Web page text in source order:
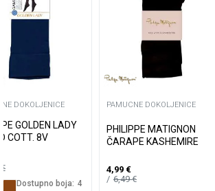
DOKOLJENICE
GOLDEN LADY
COTT. 8V
€
Dostupno boja: 4
PAMUCNE DOKOLJENICE
PHILIPPE MATIGNON
ČARAPE KASHEMIRE
4,99 €
6,49€